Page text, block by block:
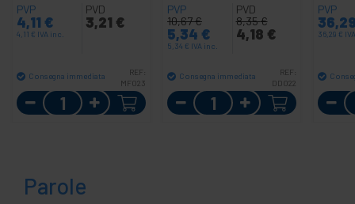
PVP
4,11 €
4,11 € IVA inc.
PVD
3,21 €
Consegna immediata
REF:
MF023
Quantità
PVP
10,67€
5,34 €
5,34 € IVA inc.
PVD
8,35€
4,18 €
Consegna immediata
REF:
DD022
Quantità
PVP
36,29 €
Parole